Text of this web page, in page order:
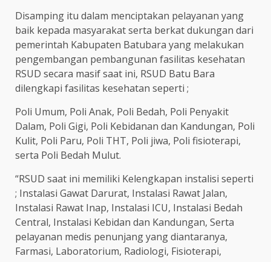
Disamping itu dalam menciptakan pelayanan yang
baik kepada masyarakat serta berkat dukungan dari
pemerintah Kabupaten Batubara yang melakukan
pengembangan pembangunan fasilitas kesehatan
RSUD secara masif saat ini, RSUD Batu Bara
dilengkapi fasilitas kesehatan seperti ;
Poli Umum, Poli Anak, Poli Bedah, Poli Penyakit
Dalam, Poli Gigi, Poli Kebidanan dan Kandungan, Poli
Kulit, Poli Paru, Poli THT, Poli jiwa, Poli fisioterapi,
serta Poli Bedah Mulut.
“RSUD saat ini memiliki Kelengkapan instalisi seperti
; Instalasi Gawat Darurat, Instalasi Rawat Jalan,
Instalasi Rawat Inap, Instalasi ICU, Instalasi Bedah
Central, Instalasi Kebidan dan Kandungan, Serta
pelayanan medis penunjang yang diantaranya,
Farmasi, Laboratorium, Radiologi, Fisioterapi,